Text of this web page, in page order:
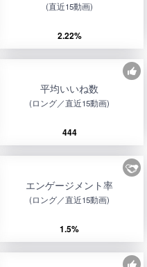
(直近15動画)
2.22%
平均いいね数
(ロング／直近15動画)
444
エンゲージメント率
(ロング／直近15動画)
1.5%